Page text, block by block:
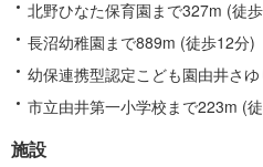
北野ひなた保育園まで327m (徒
長沼幼稚園まで889m (徒歩12分)
幼保連携型認定こども園由井さ
市立由井第一小学校まで223m (
施設